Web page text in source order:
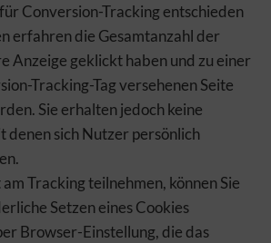
Conversion-Tracking entschieden
erfahren die Gesamtanzahl der
Anzeige geklickt haben und zu einer
Tracking-Tag versehenen Seite
Sie erhalten jedoch keine
denen sich Nutzer persönlich
Tracking teilnehmen, können Sie
Setzen eines Cookies
Browser-Einstellung, die das